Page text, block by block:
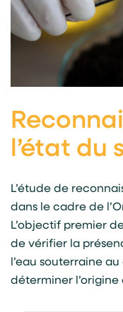
l’état du
L’étude de
dans le cadre de
L’objectif premier
de vérifier la
l’eau souterraine
déterminer l’origine